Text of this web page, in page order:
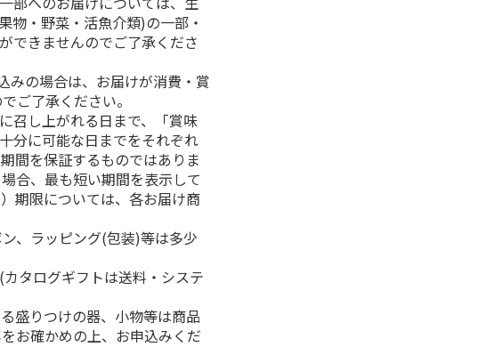
物・野菜・活魚介類)の一部・
できませんのでご了承くださ
の場合は、お届けが消費・賞
ご了承ください。
召し上がれる日まで、「賞味
分に可能な日までをそれぞれ
間を保証するものではありま
合、最も短い期間を表示して
期限については、各お届け商
、ラッピング(包装)等は多少
タログギフトは送料・システ
盛りつけの器、小物等は商品
お確かめの上、お申込みくだ